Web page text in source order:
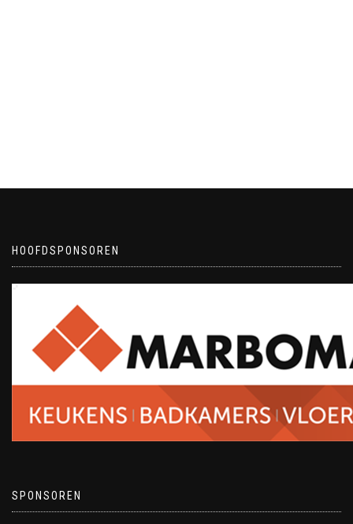
HOOFDSPONSOREN
SPONSOREN